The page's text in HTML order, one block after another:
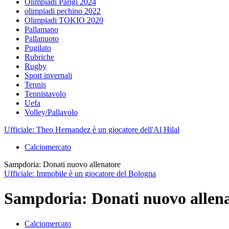
Olimpiadi Parigi 2024
olimpiadi pechino 2022
Olimpiadi TOKIO 2020
Pallamano
Pallanuoto
Pugilato
Rubriche
Rugby
Sport invernali
Tennis
Tennistavolo
Uefa
Volley/Pallavolo
Ufficiale: Theo Hernandez è un giocatore dell'Al Hilal
Calciomercato
Sampdoria: Donati nuovo allenatore
Ufficiale: Immobile è un giocatore del Bologna
Sampdoria: Donati nuovo
Calciomercato